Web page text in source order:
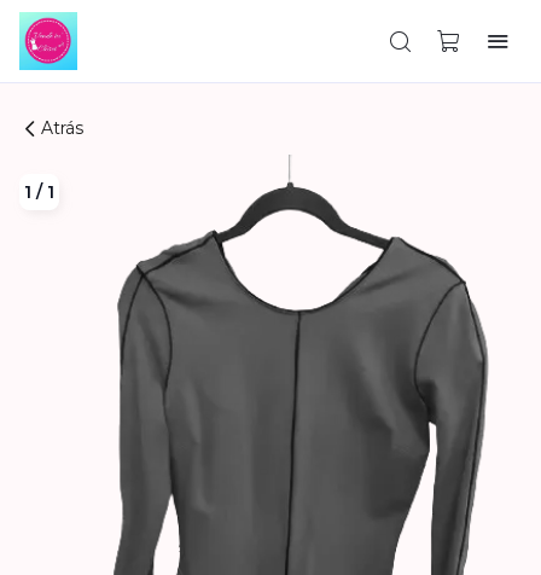
Atrás
1 / 1